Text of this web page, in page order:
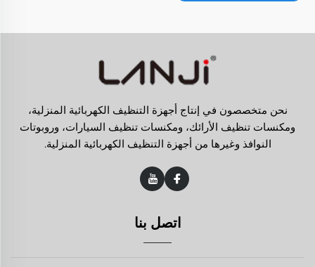
نحن متخصصون في إنتاج أجهزة التنظيف الكهربائية المنزلية،
ومكنسات تنظيف الأرائك، ومكنسات تنظيف السيارات، وروبوتات
النوافذ وغيرها من أجهزة التنظيف الكهربائية المنزلية.
اتصل بنا